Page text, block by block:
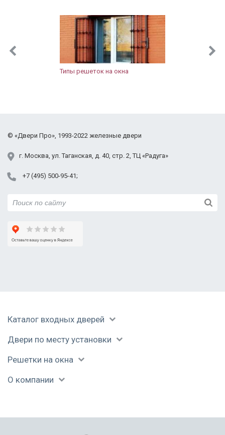
рекомендовать.
Типы решеток на окна
г. Москва, ул. Таганская, д. 40, стр. 2, ТЦ «Радуга»
+7 (495) 500-95-41
© «Двери Про», 1993-2022 железные двери
Каталог входных дверей
Двери по месту установки
Решетки на окна
О компании